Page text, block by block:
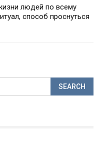
людей по всему
способ проснуться